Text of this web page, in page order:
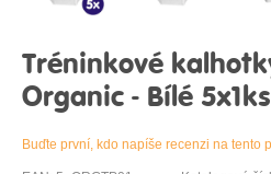
Tréninkové
Organic - Bílé
Buďte první, kdo napíše recenzi na tento